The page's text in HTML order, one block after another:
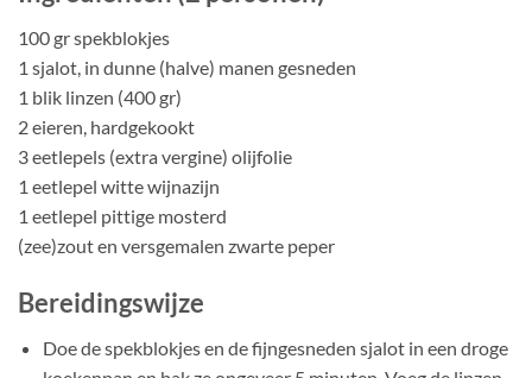
100 gr spekblokjes
1 sjalot, in dunne (halve) manen gesneden
1 blik linzen (400 gr)
2 eieren, hardgekookt
3 eetlepels (extra vergine) olijfolie
1 eetlepel witte wijnazijn
1 eetlepel pittige mosterd
(zee)zout en versgemalen zwarte peper
Bereidingswijze
Doe de spekblokjes en de fijngesneden sjalot in een droge